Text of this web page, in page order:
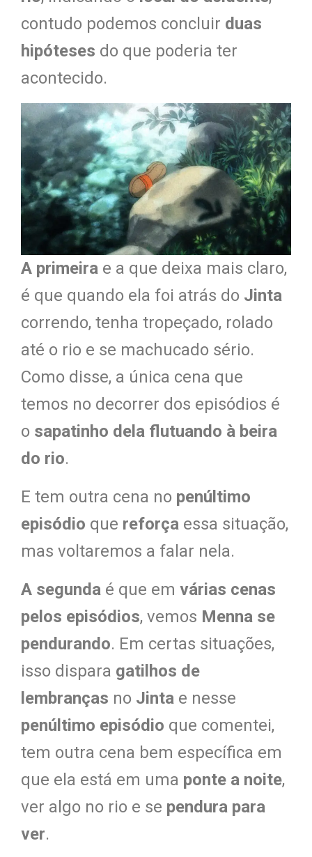
contudo podemos concluir duas
hipóteses do que poderia ter
acontecido.
A primeira e a que deixa mais claro,
é que quando ela foi atrás do Jinta
correndo, tenha tropeçado, rolado
até o rio e se machucado sério.
Como disse, a única cena que
temos no decorrer dos episódios é
o sapatinho dela flutuando à beira
do rio.
E tem outra cena no penúltimo
episódio que reforça essa situação,
mas voltaremos a falar nela.
A segunda é que em várias cenas
pelos episódios, vemos Menna se
pendurando. Em certas situações,
isso dispara gatilhos de
lembranças no Jinta e nesse
penúltimo episódio que comentei,
tem outra cena bem específica em
que ela está em uma ponte a noite,
ver algo no rio e se pendura para
ver.